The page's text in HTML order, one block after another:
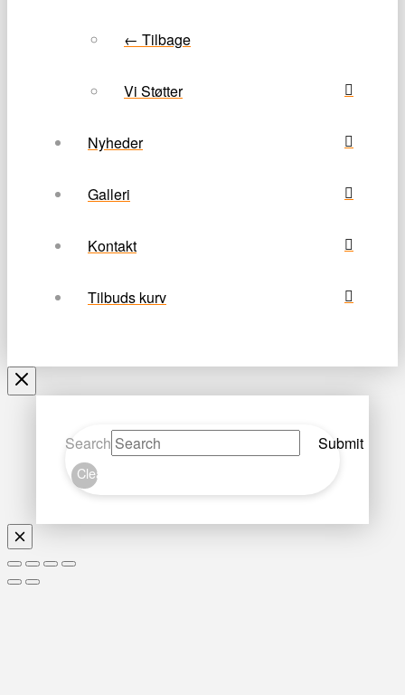
← Tilbage
Vi Støtter
Nyheder
Galleri
Kontakt
Tilbuds kurv
Search Submit
Clear